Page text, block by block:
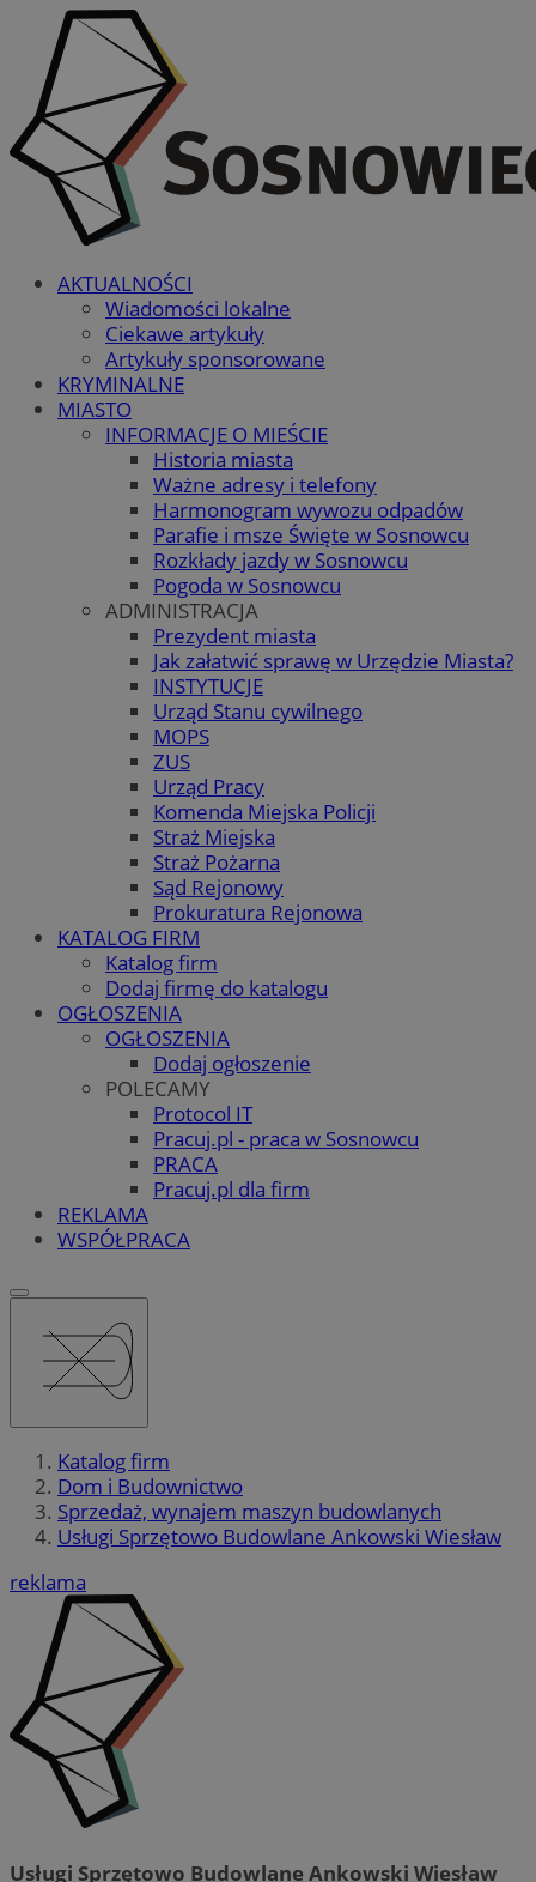
AKTUALNOŚCI
Wiadomości lokalne
Ciekawe artykuły
Artykuły sponsorowane
KRYMINALNE
MIASTO
INFORMACJE O MIEŚCIE
Historia miasta
Ważne adresy i telefony
Harmonogram wywozu odpadów
Parafie i msze Święte w Sosnowcu
Rozkłady jazdy w Sosnowcu
Pogoda w Sosnowcu
ADMINISTRACJA
Prezydent miasta
Jak załatwić sprawę w Urzędzie Miasta?
INSTYTUCJE
Urząd Stanu cywilnego
MOPS
ZUS
Urząd Pracy
Komenda Miejska Policji
Straż Miejska
Straż Pożarna
Sąd Rejonowy
Prokuratura Rejonowa
KATALOG FIRM
Katalog firm
Dodaj firmę do katalogu
OGŁOSZENIA
OGŁOSZENIA
Dodaj ogłoszenie
POLECAMY
Protocol IT
Pracuj.pl - praca w Sosnowcu
PRACA
Pracuj.pl dla firm
REKLAMA
WSPÓŁPRACA
Katalog firm
Dom i Budownictwo
Sprzedaż, wynajem maszyn budowlanych
Usługi Sprzętowo Budowlane Ankowski Wiesław
reklama
Usługi Sprzętowo Budowlane Ankowski Wiesław